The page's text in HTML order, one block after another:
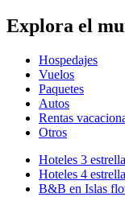
Explora el
Hospedajes
Vuelos
Paquetes
Autos
Rentas
Otros
Hoteles 3
Hoteles 4
B&B en Islas